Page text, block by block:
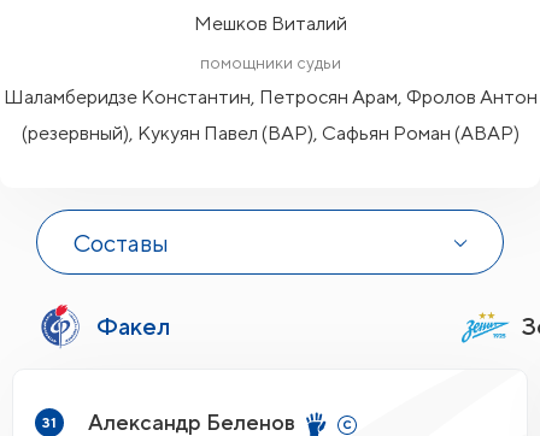
Мешков Виталий
помощники судьи
Шаламберидзе Константин, Петросян Арам, Фролов Антон
(резервный), Кукуян Павел (ВАР), Сафьян Роман (АВАР)
Составы
Факел
31 Александр Беленов